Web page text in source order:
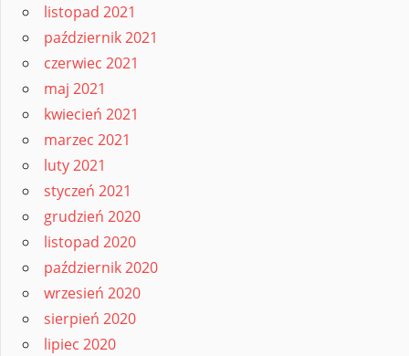
listopad 2021
październik 2021
czerwiec 2021
maj 2021
kwiecień 2021
marzec 2021
luty 2021
styczeń 2021
grudzień 2020
listopad 2020
październik 2020
wrzesień 2020
sierpień 2020
lipiec 2020